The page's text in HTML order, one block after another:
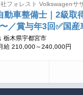
フォレスト Volkswagenサ
動車整備士｜2級取
／賞与年3回✅国産
栃木県宇都宮市
給 210,000～240,000円